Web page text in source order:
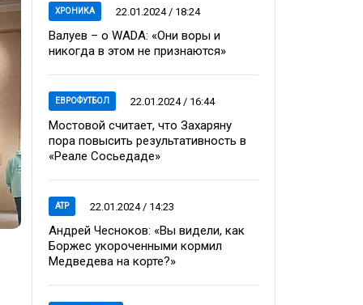
ХРОНИКА 22.01.2024 / 18:24
Валуев – о WADA: «Они воры и
никогда в этом не признаются»
ЕВРОФУТБОЛ 22.01.2024 / 16:44
Мостовой считает, что Захаряну
пора повысить результативность в
«Реале Сосьедаде»
ATP 22.01.2024 / 14:23
Андрей Чесноков: «Вы видели, как
Боржес укороченными кормил
Медведева на корте?»